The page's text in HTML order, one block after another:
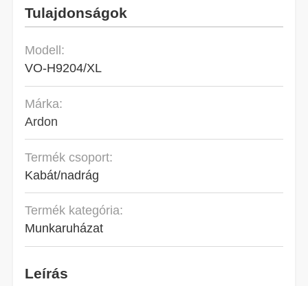
Tulajdonságok
Modell:
VO-H9204/XL
Márka:
Ardon
Termék csoport:
Kabát/nadrág
Termék kategória:
Munkaruházat
Leírás